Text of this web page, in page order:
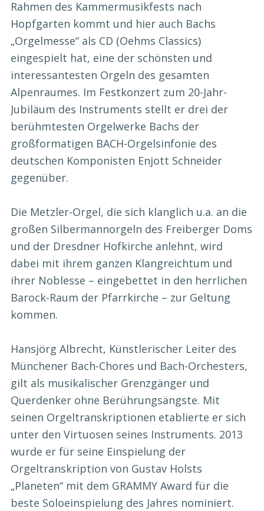
Rahmen des Kammermusikfests nach
Hopfgarten kommt und hier auch Bachs
„Orgelmesse“ als CD (Oehms Classics)
eingespielt hat, eine der schönsten und
interessantesten Orgeln des gesamten
Alpenraumes. Im Festkonzert zum 20-Jahr-
Jubiläum des Instruments stellt er drei der
berühmtesten Orgelwerke Bachs der
großformatigen BACH-Orgelsinfonie des
deutschen Komponisten Enjott Schneider
gegenüber.
Die Metzler-Orgel, die sich klanglich u.a. an die
großen Silbermannorgeln des Freiberger Doms
und der Dresdner Hofkirche anlehnt, wird
dabei mit ihrem ganzen Klangreichtum und
ihrer Noblesse – eingebettet in den herrlichen
Barock-Raum der Pfarrkirche – zur Geltung
kommen.
Hansjörg Albrecht, Künstlerischer Leiter des
Münchener Bach-Chores und Bach-Orchesters,
gilt als musikalischer Grenzgänger und
Querdenker ohne Berührungsängste. Mit
seinen Orgeltranskriptionen etablierte er sich
unter den Virtuosen seines Instruments. 2013
wurde er für seine Einspielung der
Orgeltranskription von Gustav Holsts
„Planeten“ mit dem GRAMMY Award für die
beste Soloeinspielung des Jahres nominiert.